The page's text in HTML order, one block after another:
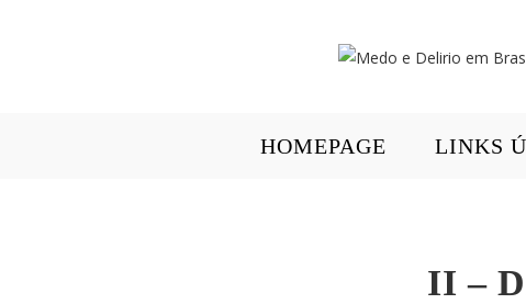
HOMEPAGE LINKS
II –